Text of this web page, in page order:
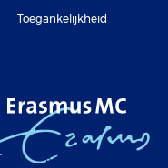
Toegankelijkheid